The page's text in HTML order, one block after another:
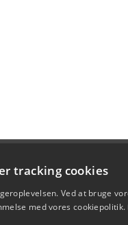
tracking cookies
Ved at bruge
med vores cookiepolitik.